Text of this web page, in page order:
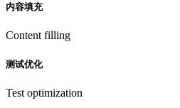
内容填充
Content filling
测试优化
Test optimization